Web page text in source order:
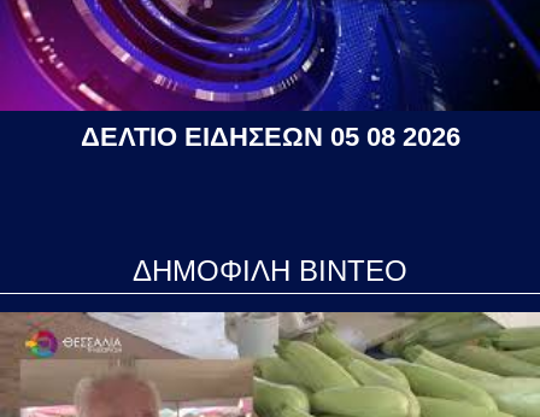
ΔΕΛΤΙΟ ΕΙΔΗΣΕΩΝ 05 08 2026
ΔΗΜΟΦΙΛΗ ΒΙΝΤΕΟ